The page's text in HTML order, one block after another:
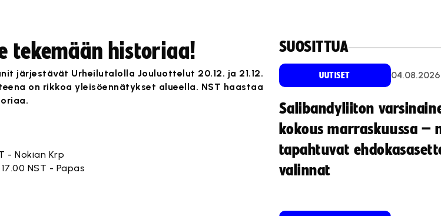
tekemään historiaa!
järjestävät Urheilutalolla Jouluottelut 20.12. ja 21.12.
on rikkoa yleisöennätykset alueella. NST haastaa
- Nokian Krp
NST - Papas
SUOSITTUA
UUTISET 04.08.2026
Salibandyliiton
kokous marraskuussa –
tapahtuvat
valinnat